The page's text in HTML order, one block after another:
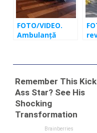
FOTO/VIDEO.
Ambulanţă
persoane
şase răniţi!